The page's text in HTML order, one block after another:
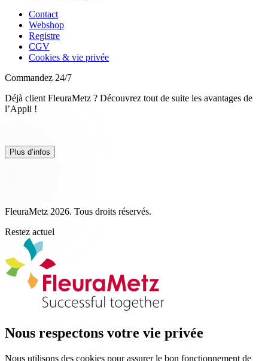
Contact
Webshop
Registre
CGV
Cookies & vie privée
Commandez 24/7
Déjà client FleuraMetz ? Découvrez tout de suite les avantages de
l’Appli !
Plus d’infos
FleuraMetz 2026. Tous droits réservés.
Restez actuel
Nous respectons votre vie privée
Nous utilisons des cookies pour assurer le bon fonctionnement de